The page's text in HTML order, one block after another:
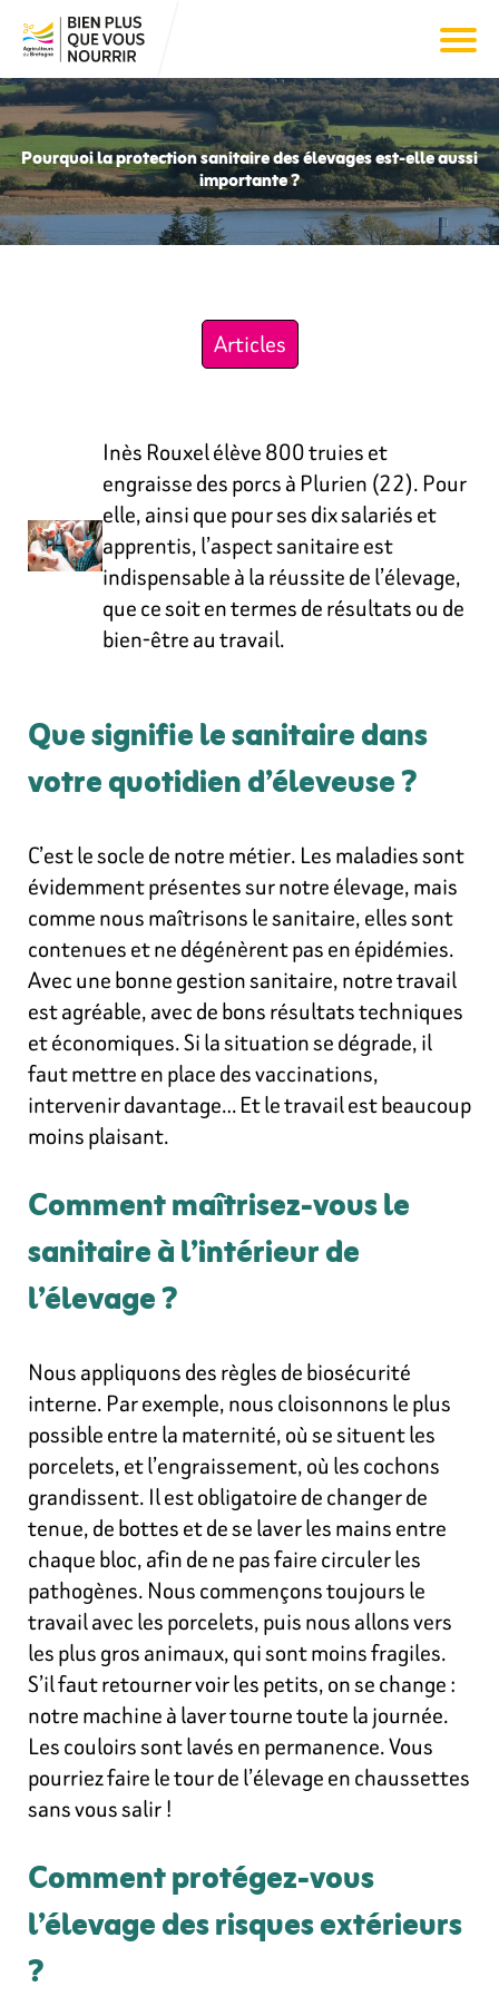
Pourquoi la protection sanitaire des élevages est-elle aussi
importante ?
Articles
Inès Rouxel élève 800 truies et
engraisse des porcs à Plurien (22). Pour
elle, ainsi que pour ses dix salariés et
apprentis, l’aspect sanitaire est
indispensable à la réussite de l’élevage,
que ce soit en termes de résultats ou de
bien-être au travail.
Que signifie le sanitaire dans
votre quotidien d’éleveuse ?
C’est le socle de notre métier. Les maladies sont
évidemment présentes sur notre élevage, mais
comme nous maîtrisons le sanitaire, elles sont
contenues et ne dégénèrent pas en épidémies.
Avec une bonne gestion sanitaire, notre travail
est agréable, avec de bons résultats techniques
et économiques. Si la situation se dégrade, il
faut mettre en place des vaccinations,
intervenir davantage… Et le travail est beaucoup
moins plaisant.
Comment maîtrisez-vous le
sanitaire à l’intérieur de
l’élevage ?
Nous appliquons des règles de biosécurité
interne. Par exemple, nous cloisonnons le plus
possible entre la maternité, où se situent les
porcelets, et l’engraissement, où les cochons
grandissent. Il est obligatoire de changer de
tenue, de bottes et de se laver les mains entre
chaque bloc, afin de ne pas faire circuler les
pathogènes. Nous commençons toujours le
travail avec les porcelets, puis nous allons vers
les plus gros animaux, qui sont moins fragiles.
S’il faut retourner voir les petits, on se change :
notre machine à laver tourne toute la journée.
Les couloirs sont lavés en permanence. Vous
pourriez faire le tour de l’élevage en chaussettes
sans vous salir !
Comment protégez-vous
l’élevage des risques extérieurs
?